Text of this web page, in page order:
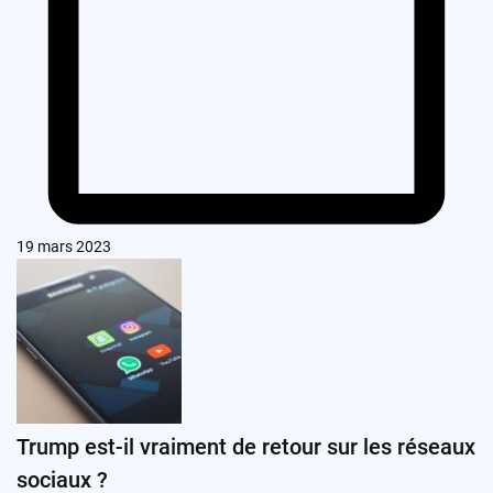
19 mars 2023
Trump est-il vraiment de retour sur les réseaux
sociaux ?